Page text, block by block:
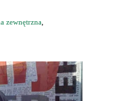
zewnętrzna